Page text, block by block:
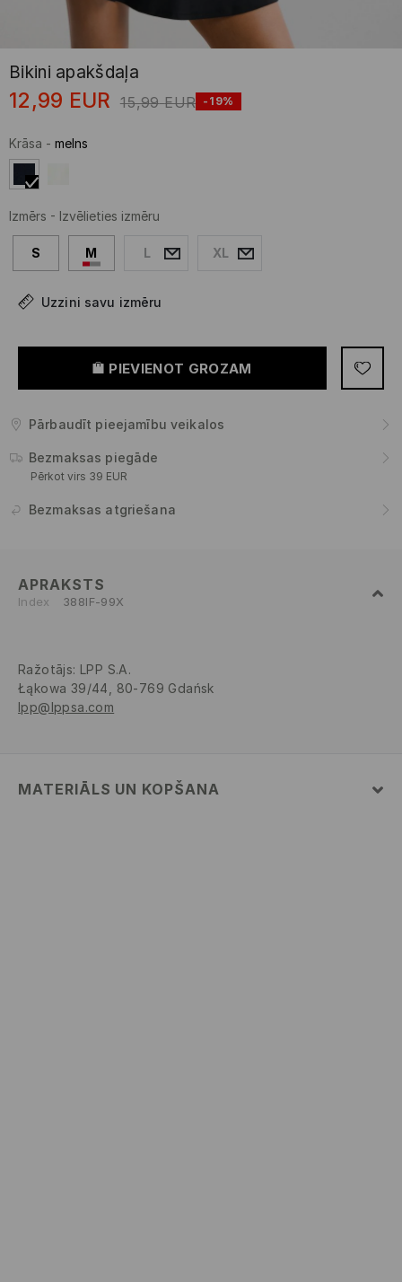
Bikini apakšdaļa
12,99 EUR 15,99 EUR -19%
Krāsa - melns
Izmērs - Izvēlieties izmēru
S M L XL
Uzzini savu izmēru
PIEVIENOT GROZAM
Pārbaudīt pieejamību veikalos
Bezmaksas piegāde
Pērkot virs 39 EUR
Bezmaksas atgriešana
APRAKSTS
Index 388IF-99X
Ražotājs: LPP S.A.
Łąkowa 39/44, 80-769 Gdańsk
lpp@lppsa.com
MATERIĀLS UN KOPŠANA